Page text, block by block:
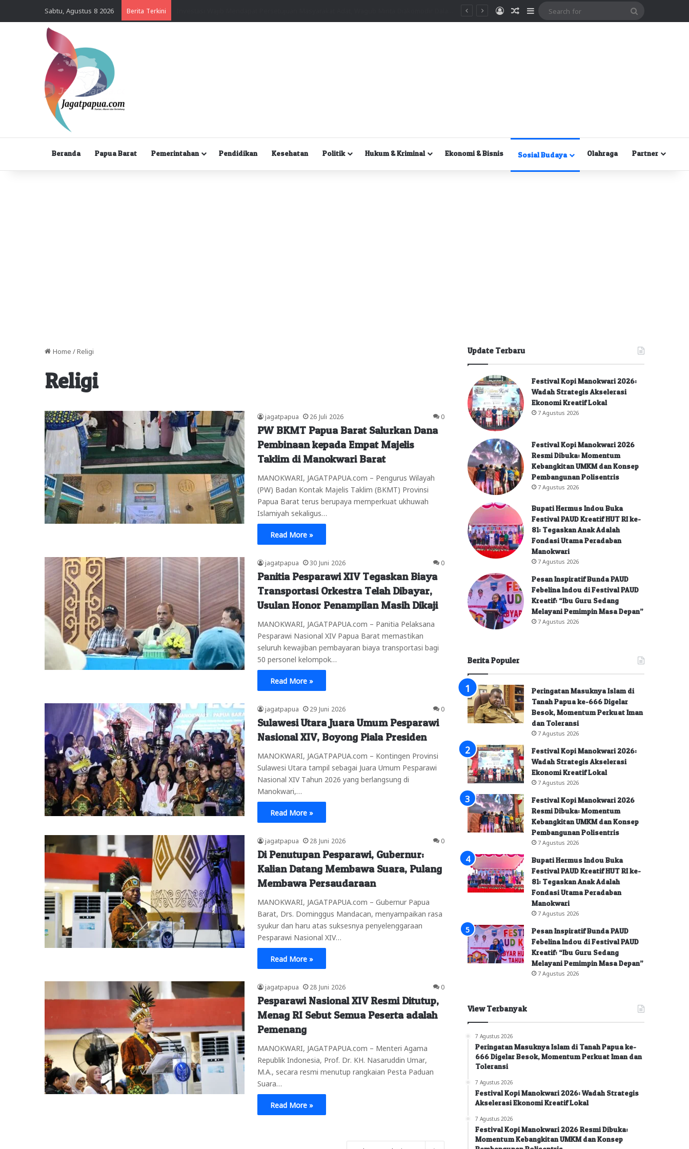
Sabtu, Agustus 8 2026 Berita Terkini MasukRandom Article
Sidebar
Beranda Papua Barat Pemerintahan Pendidikan Kesehatan Politik Hukum & Kriminal Ekonomi & Bisnis Sosial Budaya Olahraga Partner
Home / Religi
Religi
jagatpapua 26 Juli 2026 0
PW BKMT Papua Barat Salurkan Dana
Pembinaan kepada Empat Majelis
Taklim di Manokwari Barat
MANOKWARI, JAGATPAPUA.com – Pengurus Wilayah
(PW) Badan Kontak Majelis Taklim (BKMT) Provinsi
Papua Barat terus berupaya memperkuat ukhuwah
Islamiyah sekaligus…
Read More »
jagatpapua 30 Juni 2026 0
Panitia Pesparawi XIV Tegaskan Biaya
Transportasi Orkestra Telah Dibayar,
Usulan Honor Penampilan Masih Dikaji
MANOKWARI, JAGATPAPUA.com – Panitia Pelaksana
Pesparawi Nasional XIV Papua Barat memastikan
seluruh kewajiban pembayaran biaya transportasi bagi
50 personel kelompok…
Read More »
jagatpapua 29 Juni 2026 0
Sulawesi Utara Juara Umum Pesparawi
Nasional XIV, Boyong Piala Presiden
MANOKWARI, JAGATPAPUA.com – Kontingen Provinsi
Sulawesi Utara tampil sebagai Juara Umum Pesparawi
Nasional XIV Tahun 2026 yang berlangsung di
Manokwari,…
Read More »
jagatpapua 28 Juni 2026 0
Di Penutupan Pesparawi, Gubernur:
Kalian Datang Membawa Suara, Pulang
Membawa Persaudaraan
MANOKWARI, JAGATPAPUA.com – Gubernur Papua
Barat, Drs. Dominggus Mandacan, menyampaikan rasa
syukur dan haru atas suksesnya penyelenggaraan
Pesparawi Nasional XIV…
Read More »
jagatpapua 28 Juni 2026 0
Pesparawi Nasional XIV Resmi Ditutup,
Menag RI Sebut Semua Peserta adalah
Pemenang
MANOKWARI, JAGATPAPUA.com – Menteri Agama
Republik Indonesia, Prof. Dr. KH. Nasaruddin Umar,
M.A., secara resmi menutup rangkaian Pesta Paduan
Suara…
Read More »
Update Terbaru
Festival Kopi Manokwari 2026:
Wadah Strategis Akselerasi
Ekonomi Kreatif Lokal
7 Agustus 2026
Festival Kopi Manokwari 2026
Resmi Dibuka: Momentum
Kebangkitan UMKM dan Konsep
Pembangunan Polisentris
7 Agustus 2026
Bupati Hermus Indou Buka
Festival PAUD Kreatif HUT RI ke-
81: Tegaskan Anak Adalah
Fondasi Utama Peradaban
Manokwari
7 Agustus 2026
Pesan Inspiratif Bunda PAUD
Febelina Indou di Festival PAUD
Kreatif: “Ibu Guru Sedang
Melayani Pemimpin Masa Depan”
7 Agustus 2026
Berita Populer
Peringatan Masuknya Islam di
Tanah Papua ke-666 Digelar
Besok, Momentum Perkuat Iman
dan Toleransi
7 Agustus 2026
Festival Kopi Manokwari 2026:
Wadah Strategis Akselerasi
Ekonomi Kreatif Lokal
7 Agustus 2026
Festival Kopi Manokwari 2026
Resmi Dibuka: Momentum
Kebangkitan UMKM dan Konsep
Pembangunan Polisentris
7 Agustus 2026
Bupati Hermus Indou Buka
Festival PAUD Kreatif HUT RI ke-
81: Tegaskan Anak Adalah
Fondasi Utama Peradaban
Manokwari
7 Agustus 2026
Pesan Inspiratif Bunda PAUD
Febelina Indou di Festival PAUD
Kreatif: “Ibu Guru Sedang
Melayani Pemimpin Masa Depan”
7 Agustus 2026
View Terbanyak
7 Agustus 2026
Peringatan Masuknya Islam di Tanah Papua ke-
666 Digelar Besok, Momentum Perkuat Iman dan
Toleransi
7 Agustus 2026
Festival Kopi Manokwari 2026: Wadah Strategis
Akselerasi Ekonomi Kreatif Lokal
7 Agustus 2026
Festival Kopi Manokwari 2026 Resmi Dibuka:
Momentum Kebangkitan UMKM dan Konsep